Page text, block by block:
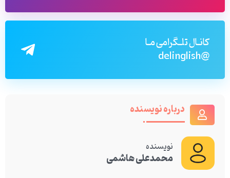
کانـال تلـگرامی مـا
@delinglish
درباره نویسنده
نویسنده
محمدعلی هاشمی